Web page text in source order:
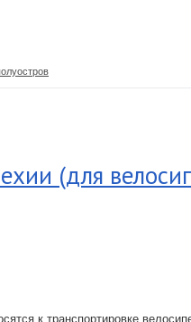
(для
к транспортировке